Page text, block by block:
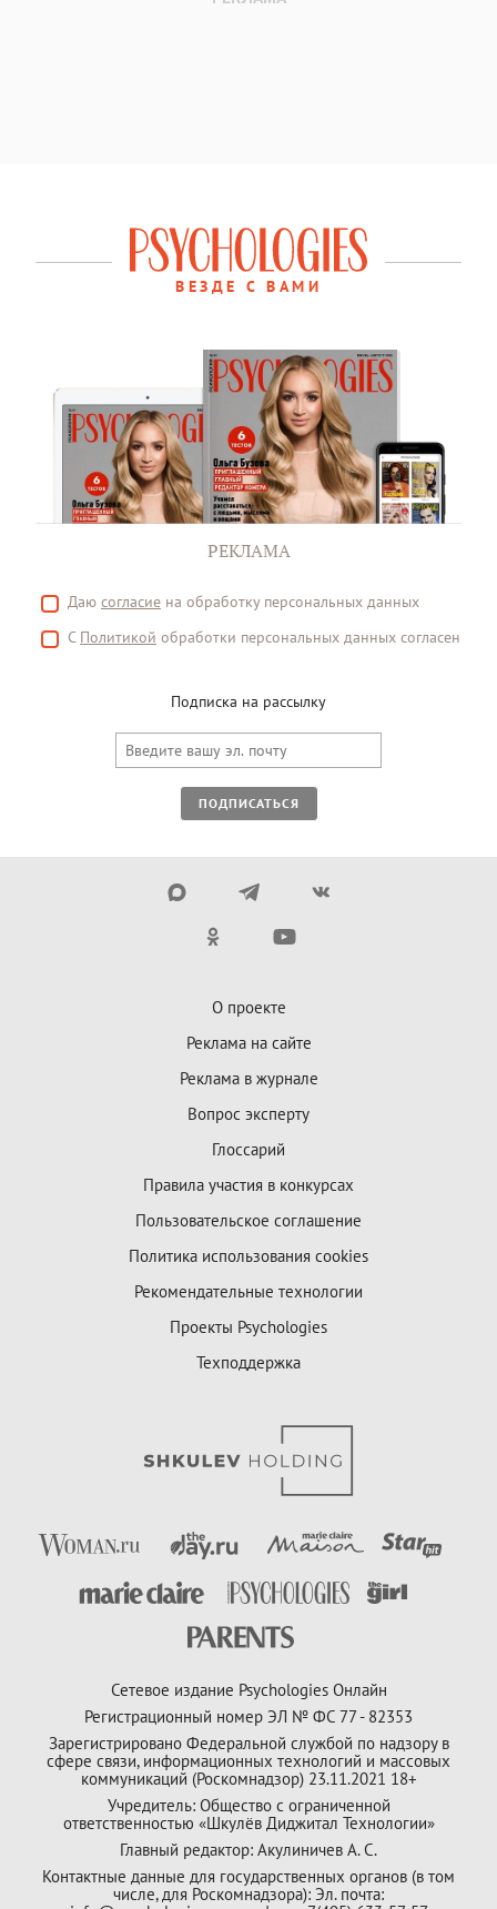
ВЕЗДЕ С ВАМИ
РЕКЛАМА
Даю согласие на обработку персональных данных
С Политикой обработки персональных данных согласен
Подписка на рассылку
ПОДПИСАТЬСЯ
О проекте
Реклама на сайте
Реклама в журнале
Вопрос эксперту
Глоссарий
Правила участия в конкурсах
Пользовательское соглашение
Политика использования cookies
Рекомендательные технологии
Проекты Psychologies
Техподдержка
Сетевое издание Psychologies Онлайн
Регистрационный номер ЭЛ № ФС 77 - 82353
Зарегистрировано Федеральной службой по надзору в
сфере связи, информационных технологий и массовых
коммуникаций (Роскомнадзор) 23.11.2021 18+
Учредитель: Общество с ограниченной
ответственностью «Шкулёв Диджитал Технологии»
Главный редактор: Акулиничев А. С.
Контактные данные для государственных органов (в том
числе, для Роскомнадзора): Эл. почта: